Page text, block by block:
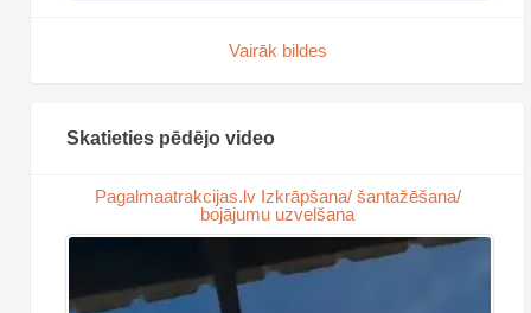
Vairāk bildes
Skatieties pēdējo video
Pagalmaatrakcijas.lv Izkrāpšana/ šantažēšana/
bojājumu uzvelšana